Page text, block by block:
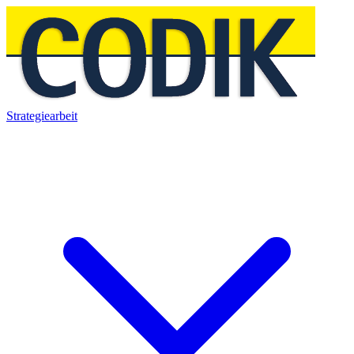
Strategiearbeit